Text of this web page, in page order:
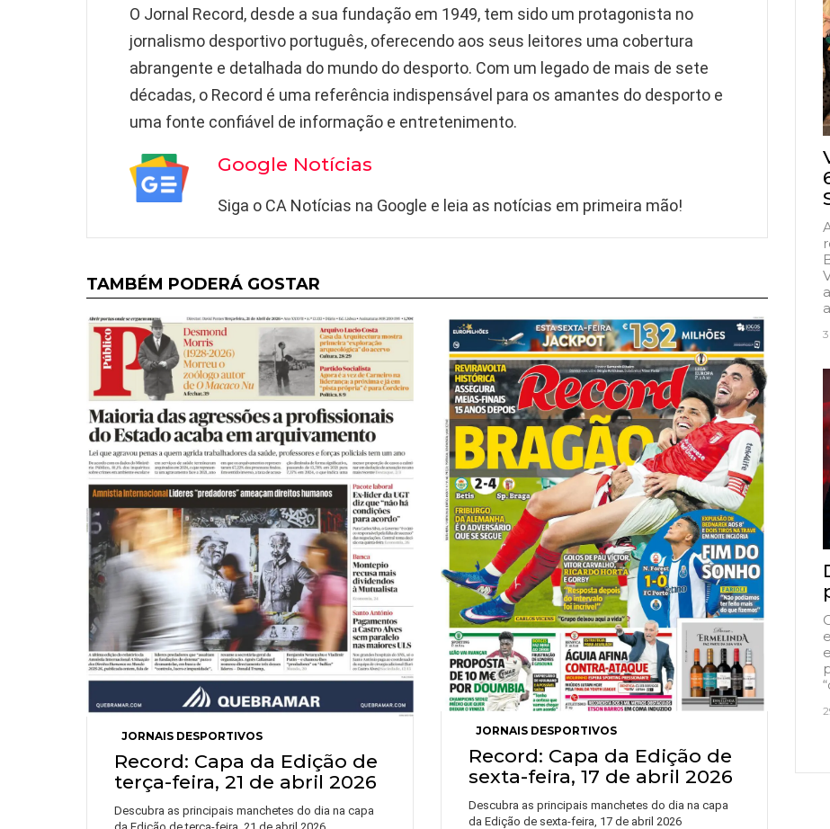
O Jornal Record, desde a sua fundação em 1949, tem sido um protagonista no
jornalismo desportivo português, oferecendo aos seus leitores uma cobertura
abrangente e detalhada do mundo do desporto. Com um legado de mais de sete
décadas, o Record é uma referência indispensável para os amantes do desporto e
uma fonte confiável de informação e entretenimento.
Google Notícias
Siga o CA Notícias na Google e leia as notícias em primeira mão!
TAMBÉM PODERÁ GOSTAR
JORNAIS DESPORTIVOS
Record: Capa da Edição de
terça-feira, 21 de abril 2026
Descubra as principais manchetes do dia na capa
JORNAIS DESPORTIVOS
Record: Capa da Edição de
sexta-feira, 17 de abril 2026
Descubra as principais manchetes do dia na capa
da Edição de sexta-feira, 17 de abril 2026